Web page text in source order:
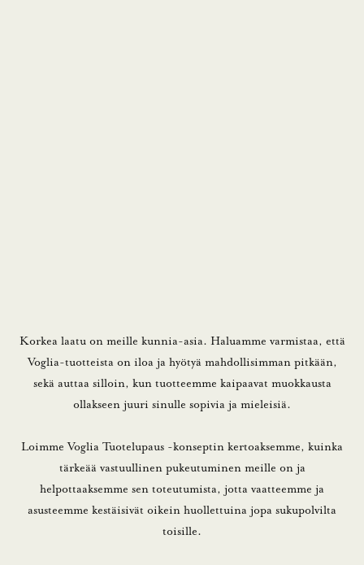
Korkea laatu on meille kunnia-asia. Haluamme varmistaa, että
Voglia-tuotteista on iloa ja hyötyä mahdollisimman pitkään,
sekä auttaa silloin, kun tuotteemme kaipaavat muokkausta
ollakseen juuri sinulle sopivia ja mieleisiä.
Loimme Voglia Tuotelupaus -konseptin kertoaksemme, kuinka
tärkeää vastuullinen pukeutuminen meille on ja
helpottaaksemme sen toteutumista, jotta vaatteemme ja
asusteemme kestäisivät oikein huollettuina jopa sukupolvilta
toisille.